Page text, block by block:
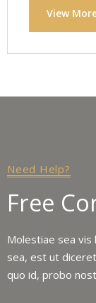
View
Need Help?
Free
Molestiae sea vis
sea, est ut
quo id, probo